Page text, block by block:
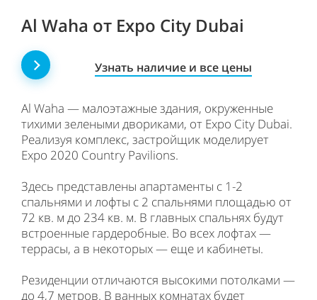
Al Waha от Expo City Dubai
Узнать наличие и все цены
Al Waha — малоэтажные здания, окруженные
тихими зелеными двориками, от Expo City Dubai.
Реализуя комплекс, застройщик моделирует
Expo 2020 Country Pavilions.
Здесь представлены апартаменты с 1-2
спальнями и лофты с 2 спальнями площадью от
72 кв. м до 234 кв. м. В главных спальнях будут
встроенные гардеробные. Во всех лофтах —
террасы, а в некоторых — еще и кабинеты.
Резиденции отличаются высокими потолками —
до 4,7 метров. В ванных комнатах будет